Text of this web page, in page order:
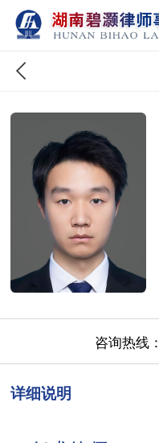
咨询热线：
详细说明